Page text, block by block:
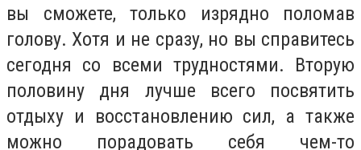
вы сможете, только изрядно поломав
голову. Хотя и не сразу, но вы справитесь
сегодня со всеми трудностями. Вторую
половину дня лучше всего посвятить
отдыху и восстановлению сил, а также
можно порадовать себя чем-то